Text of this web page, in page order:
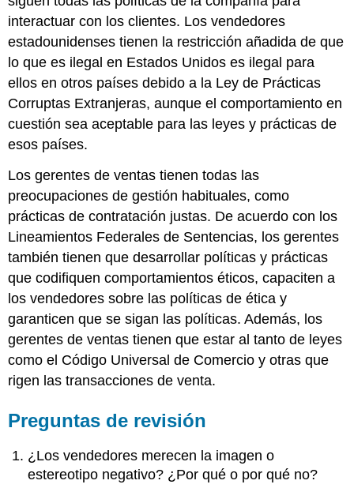
interactuar con los clientes. Los vendedores
estadounidenses tienen la restricción añadida de que
lo que es ilegal en Estados Unidos es ilegal para
ellos en otros países debido a la Ley de Prácticas
Corruptas Extranjeras, aunque el comportamiento en
cuestión sea aceptable para las leyes y prácticas de
esos países.
Los gerentes de ventas tienen todas las
preocupaciones de gestión habituales, como
prácticas de contratación justas. De acuerdo con los
Lineamientos Federales de Sentencias, los gerentes
también tienen que desarrollar políticas y prácticas
que codifiquen comportamientos éticos, capaciten a
los vendedores sobre las políticas de ética y
garanticen que se sigan las políticas. Además, los
gerentes de ventas tienen que estar al tanto de leyes
como el Código Universal de Comercio y otras que
rigen las transacciones de venta.
Preguntas de revisión
¿Los vendedores merecen la imagen o
estereotipo negativo? ¿Por qué o por qué no?